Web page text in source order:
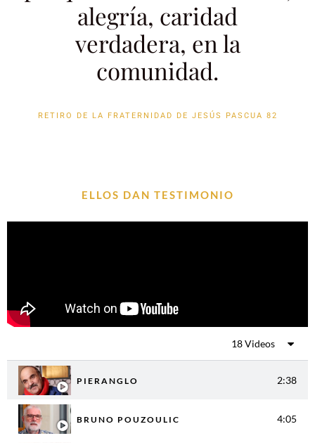
alegría, caridad
verdadera, en la
comunidad.
RETIRO DE LA FRATERNIDAD DE JESÚS PASCUA 82
ELLOS DAN TESTIMONIO
18 Videos
PIERANGLO 2:38
BRUNO POUZOULIC 4:05